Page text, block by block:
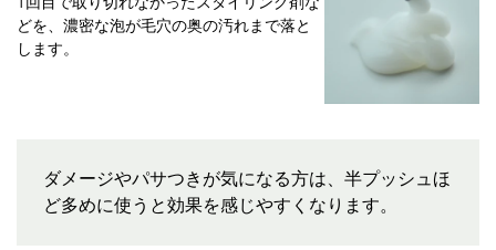
どを、濃密な泡が毛穴の奥の汚れまで落と
します。
ダメージやパサつきが気になる方は、半プッシュほ
ど多めに使うと効果を感じやすくなります。